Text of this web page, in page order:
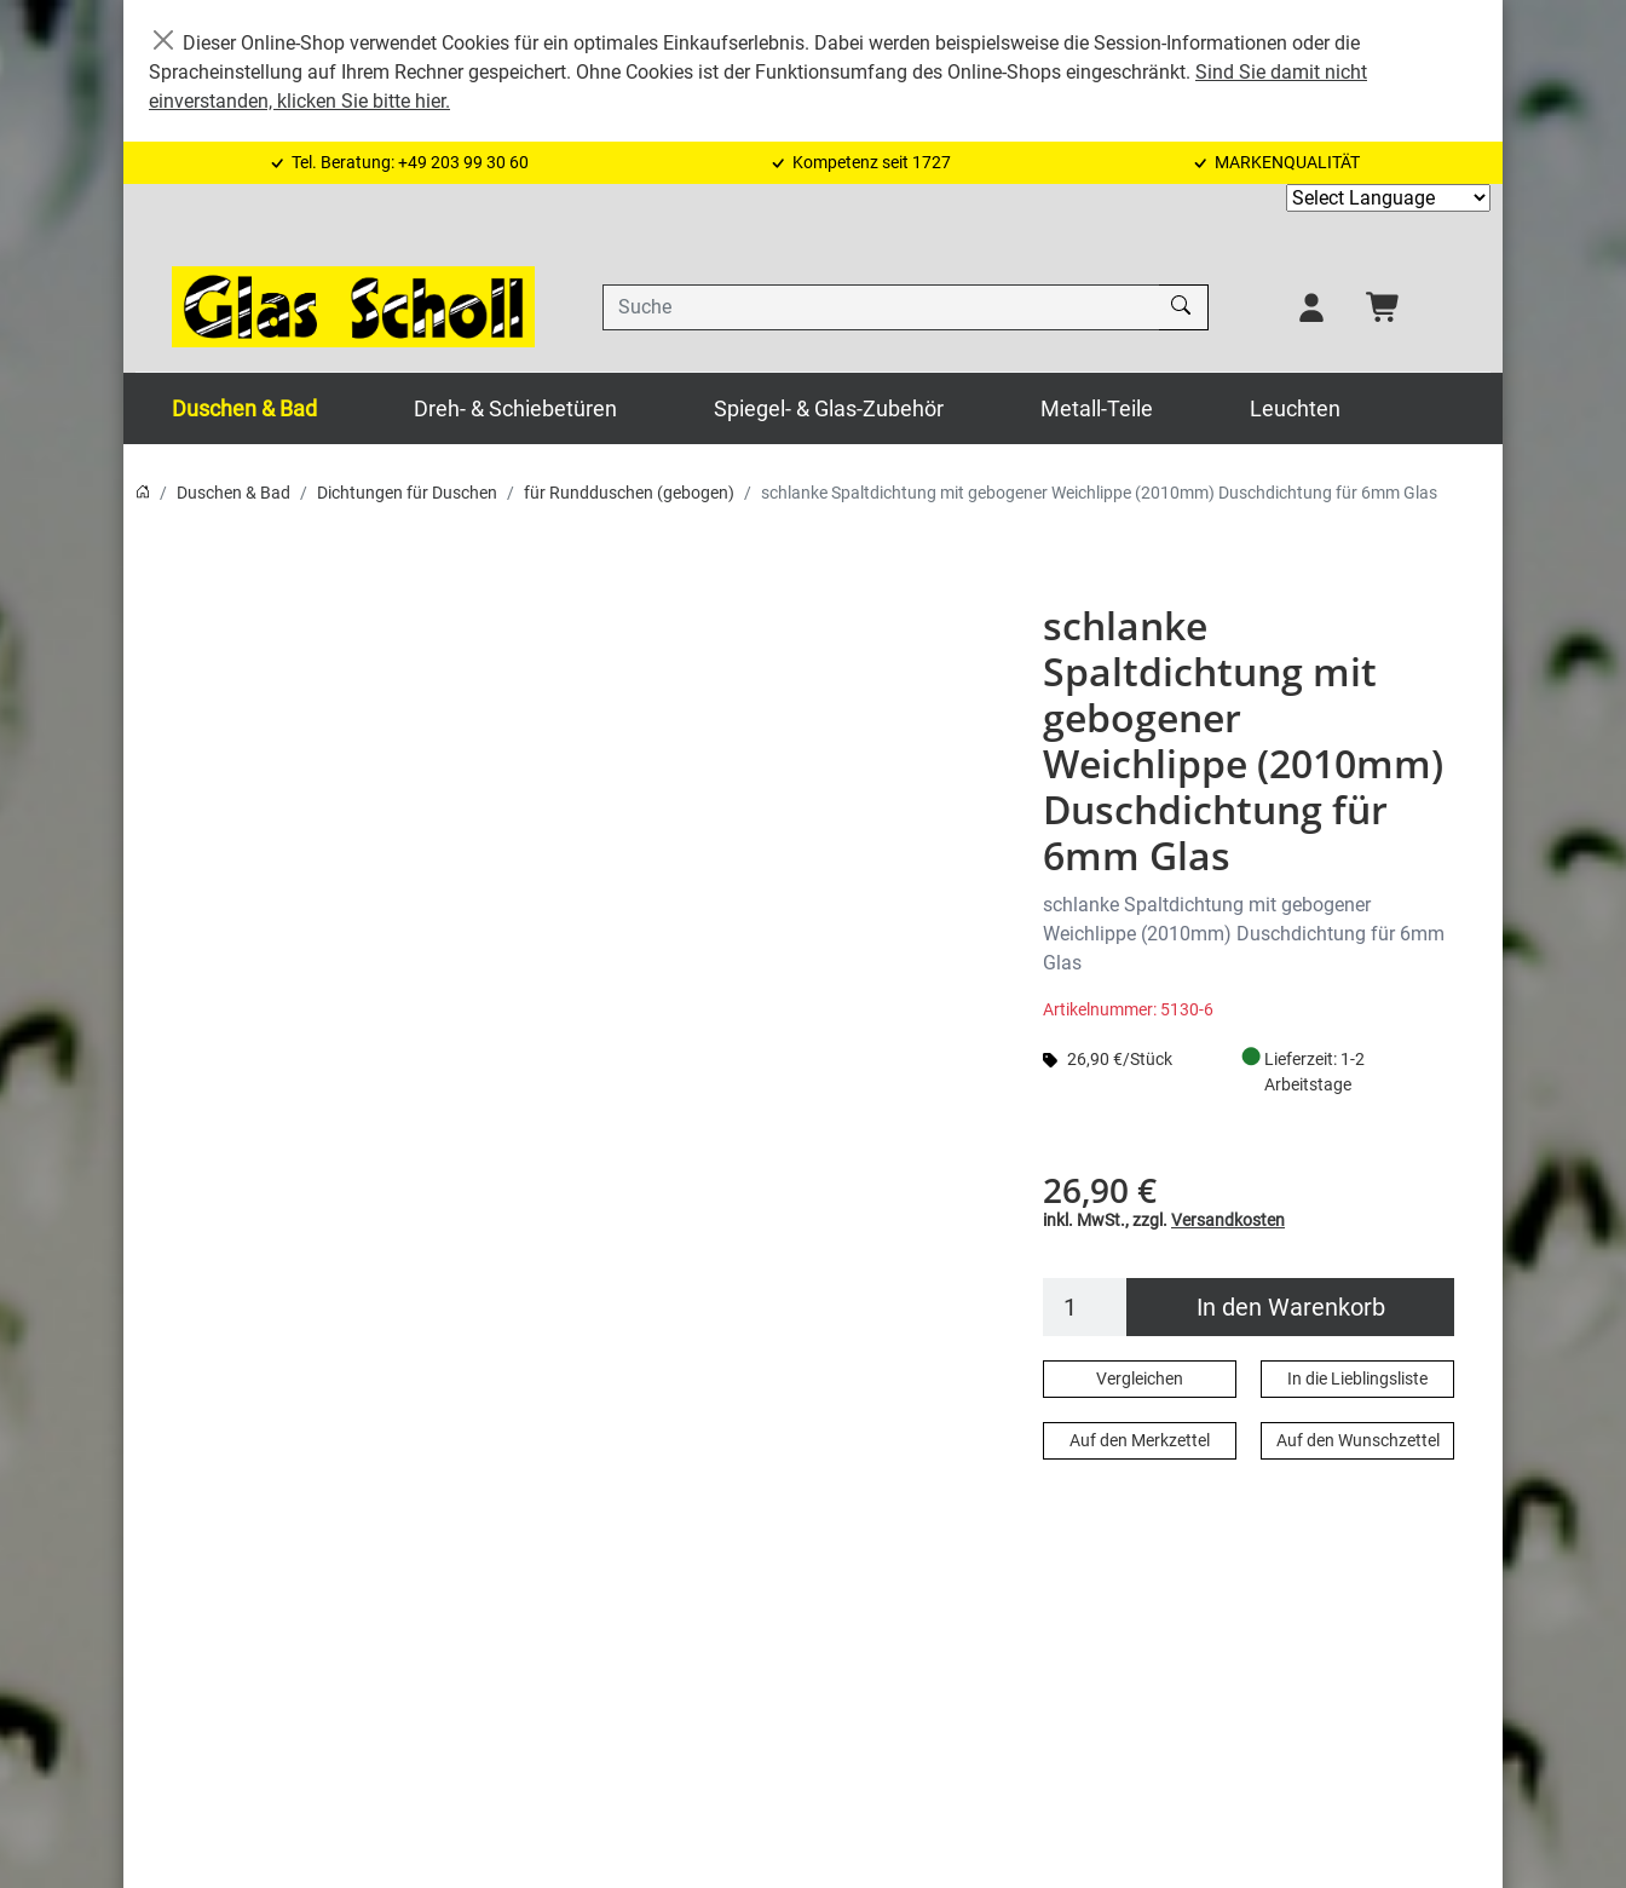
Schließen
Dieser Online-Shop verwendet Cookies für ein optimales Einkaufserlebnis. Dabei werden beispielsweise die Session-Informationen oder die
Spracheinstellung auf Ihrem Rechner gespeichert. Ohne Cookies ist der Funktionsumfang des Online-Shops eingeschränkt. Sind Sie damit nicht
einverstanden, klicken Sie bitte hier.
Tel. Beratung: +49 203 99 30 60 Kompetenz seit 1727 MARKENQUALITÄT
Suche
Duschen & Bad Dreh- & Schiebetüren Spiegel- & Glas-Zubehör Metall-Teile Leuchten
Duschen & Bad Dichtungen für Duschen für Rundduschen (gebogen) schlanke Spaltdichtung mit gebogener Weichlippe (2010mm) Duschdichtung für 6mm Glas
schlanke
Spaltdichtung mit
gebogener
Weichlippe (2010mm)
Duschdichtung für
6mm Glas
schlanke Spaltdichtung mit gebogener
Weichlippe (2010mm) Duschdichtung für 6mm
Glas
Artikelnummer: 5130-6
26,90 €/Stück ● Lieferzeit: 1-2
Arbeitstage
26,90 €
inkl. MwSt., zzgl. Versandkosten
In den Warenkorb
Vergleichen In die Lieblingsliste
Auf den Merkzettel Auf den Wunschzettel